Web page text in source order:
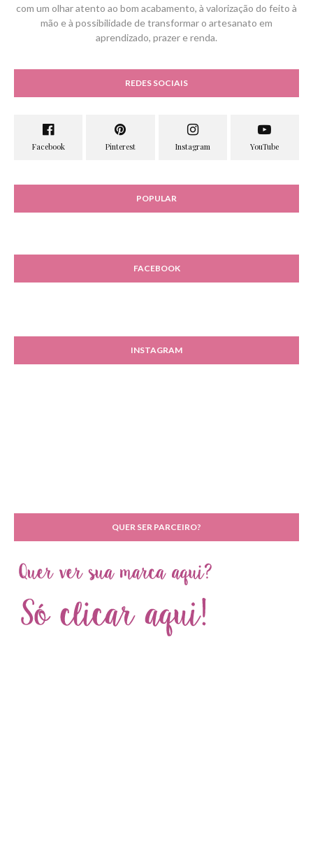
com um olhar atento ao bom acabamento, à valorização do feito à
mão e à possibilidade de transformar o artesanato em
aprendizado, prazer e renda.
REDES SOCIAIS
POPULAR
FACEBOOK
INSTAGRAM
QUER SER PARCEIRO?